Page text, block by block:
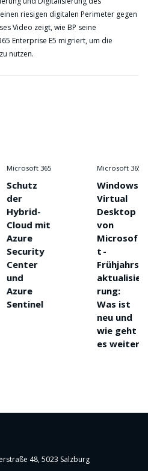
riesigen digitalen Perimeter gegen
Video zeigt, wie BP seine
Enterprise E5 migriert, um die
nutzen.
Microsoft 365
Schutz
der
Hybrid-
Cloud mit
Azure
Security
Center
und
Azure
Sentinel
Microsoft 365
Windows
Virtual
Desktop
von
Microsof
Frühjahrs
aktualisie
rung:
Was ist
neu und
wie geht
es weiter
48, 5023 Salzburg